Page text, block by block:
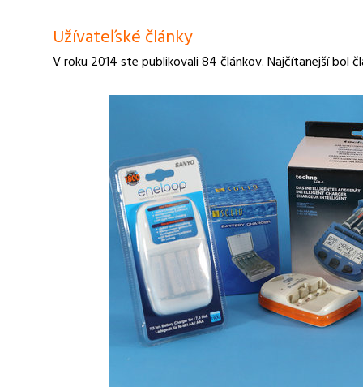
Užívateľské články
V roku 2014 ste publikovali 84 článkov. Najčítanejší bol